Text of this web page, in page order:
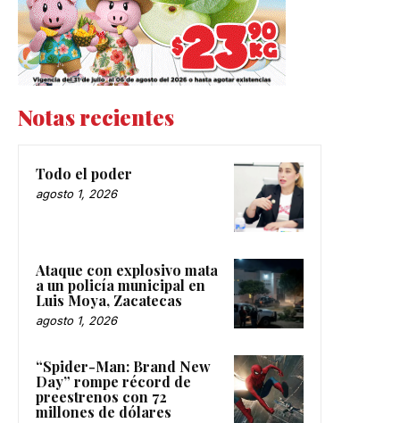
Notas recientes
Todo el poder
agosto 1, 2026
Ataque con explosivo mata
a un policía municipal en
Luis Moya, Zacatecas
agosto 1, 2026
“Spider-Man: Brand New
Day” rompe récord de
preestrenos con 72
millones de dólares